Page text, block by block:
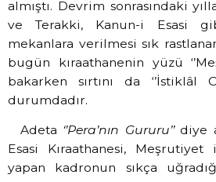
almıştı. Devrim sonrasındaki
ve Terakki, Kanun-i Esasi
mekanlara verilmesi sık
bugün kıraathanenin yüzü
bakarken sırtını da ‘’İstiklâl
durumdadır.
Adeta ‘’Pera’nın Gururu’’diye
Esasi Kıraathanesi,
yapan kadronun sıkça